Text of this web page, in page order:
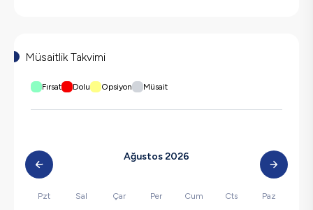
Müsaitlik Takvimi
Fırsat Dolu Opsiyon Müsait
Ağustos 2026
Pzt Sal Çar Per Cum Cts Paz